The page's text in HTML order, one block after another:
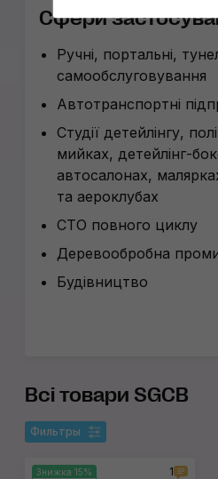
Сфери
Ручні, портальні,
самообслуговування
Автотранспортні
Студії детейлінгу,
мийках, детейлінг-
автосалонах,
та аероклубах
СТО повного циклу
Деревообробна
Будівництво
Всі товари SGCB
Фильтры
Знижка 15% 1